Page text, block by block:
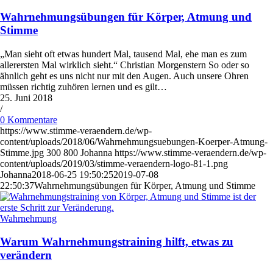
Wahrnehmungsübungen für Körper, Atmung und
Stimme
„Man sieht oft etwas hundert Mal, tausend Mal, ehe man es zum
allerersten Mal wirklich sieht.“ Christian Morgenstern So oder so
ähnlich geht es uns nicht nur mit den Augen. Auch unsere Ohren
müssen richtig zuhören lernen und es gilt…
25. Juni 2018
/
0 Kommentare
https://www.stimme-veraendern.de/wp-
content/uploads/2018/06/Wahrnehmungsuebungen-Koerper-Atmung-
Stimme.jpg 300 800 Johanna https://www.stimme-veraendern.de/wp-
content/uploads/2019/03/stimme-veraendern-logo-81-1.png
Johanna2018-06-25 19:50:252019-07-08
22:50:37Wahrnehmungsübungen für Körper, Atmung und Stimme
Wahrnehmung
Warum Wahrnehmungstraining hilft, etwas zu
verändern